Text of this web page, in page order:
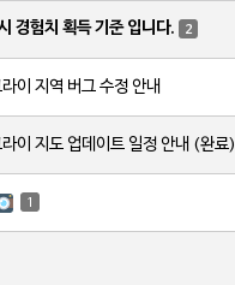
경험치 획득 기준 입니다. 2
이 지역 버그 수정 안내
이 지도 업데이트 일정 안내 (완료)
1